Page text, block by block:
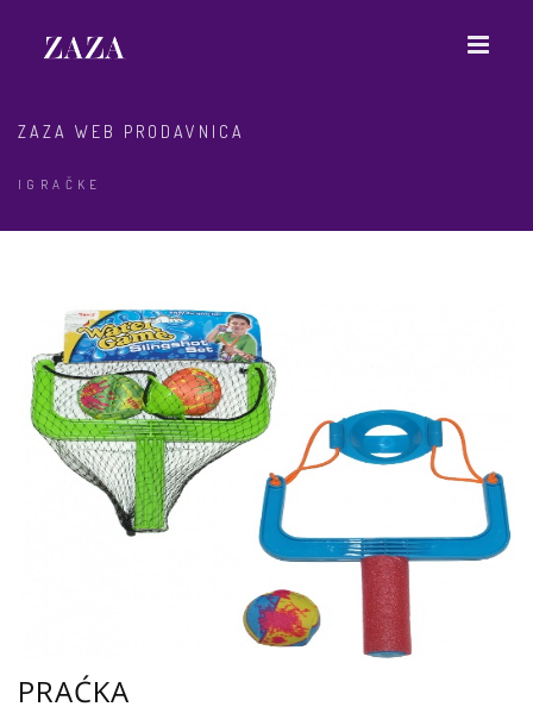
ZAZA WEB PRODAVNICA
IGRAČKE
PRAĆKA